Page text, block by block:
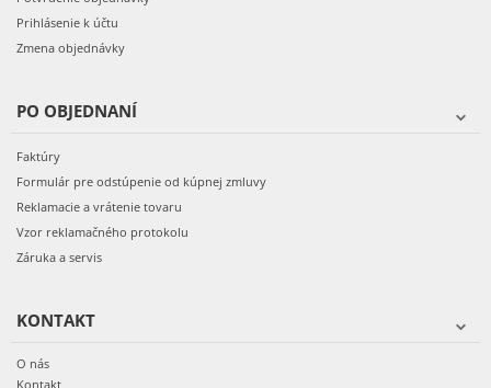
Prihlásenie k účtu
Zmena objednávky
PO OBJEDNANÍ
Faktúry
Formulár pre odstúpenie od kúpnej zmluvy
Reklamacie a vrátenie tovaru
Vzor reklamačného protokolu
Záruka a servis
KONTAKT
O nás
Kontakt